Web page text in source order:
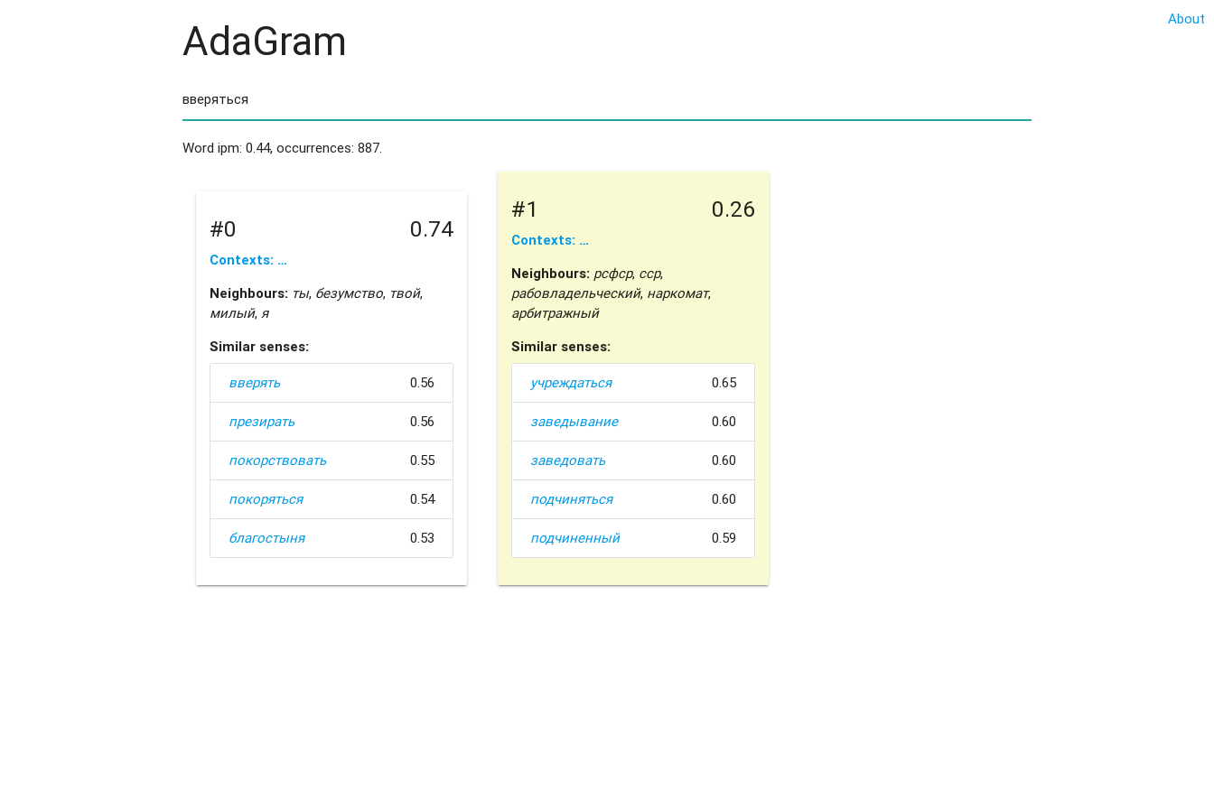
About
AdaGram
Word ipm: 0.44, occurrences: 887.
#0 0.74
Contexts: …
Neighbours: ты, безумство, твой,
милый, я
Similar senses:
вверять 0.56
презирать 0.56
покорствовать 0.55
покоряться 0.54
благостыня 0.53
#1 0.26
Contexts: …
Neighbours: рсфср, сср,
рабовладельческий, наркомат,
арбитражный
Similar senses:
учреждаться 0.65
заведывание 0.60
заведовать 0.60
подчиняться 0.60
подчиненный 0.59